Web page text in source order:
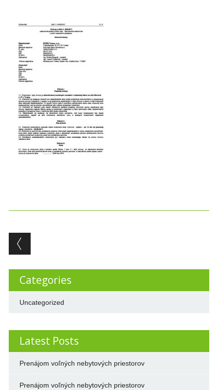
Post navigation
Categories
Uncategorized
Latest Posts
Prenájom voľných nebytových priestorov
Prenájom voľných nebytových priestorov